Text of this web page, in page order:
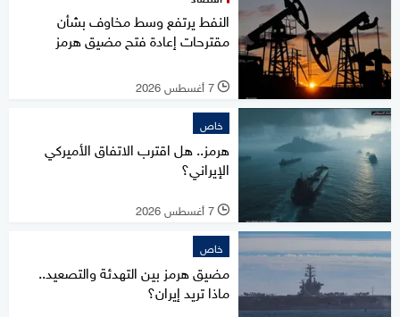
النفط يرتفع وسط مخاوف بشأن
مقترحات إعادة فتح مضيق هرمز
l 7 أغسطس 2026
خاص
هرمز.. هل اقترب الاتفاق الأميركي
الإيراني؟
l 7 أغسطس 2026
خاص
مضيق هرمز بين التهدئة والتصعيد..
ماذا تريد إيران؟